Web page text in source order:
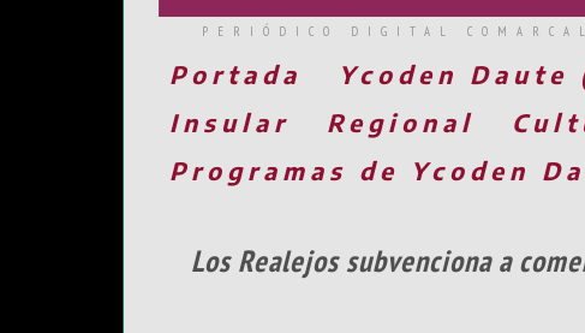
PERIÓDICO DIGITAL
Portada Ycoden Daute
Insular
Regional
Programas de Ycoden
Los Realejos subvenciona a